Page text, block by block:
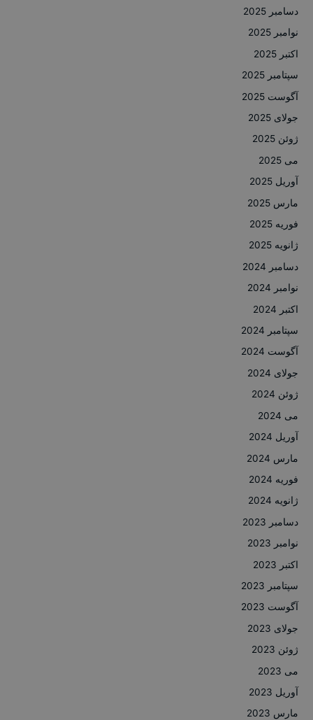
دسامبر 2025
نوامبر 2025
اکتبر 2025
سپتامبر 2025
آگوست 2025
جولای 2025
ژوئن 2025
می 2025
آوریل 2025
مارس 2025
فوریه 2025
ژانویه 2025
دسامبر 2024
نوامبر 2024
اکتبر 2024
سپتامبر 2024
آگوست 2024
جولای 2024
ژوئن 2024
می 2024
آوریل 2024
مارس 2024
فوریه 2024
ژانویه 2024
دسامبر 2023
نوامبر 2023
اکتبر 2023
سپتامبر 2023
آگوست 2023
جولای 2023
ژوئن 2023
می 2023
آوریل 2023
مارس 2023